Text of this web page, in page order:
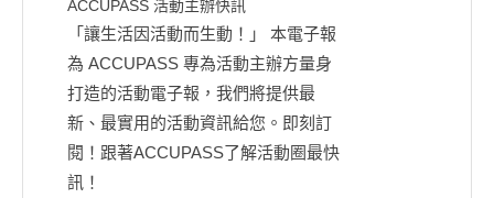
ACCUPASS 活動主辦快訊
「讓生活因活動而生動！」 本電子報
為 ACCUPASS 專為活動主辦方量身
打造的活動電子報，我們將提供最
新、最實用的活動資訊給您。即刻訂
閱！跟著ACCUPASS了解活動圈最快
訊！